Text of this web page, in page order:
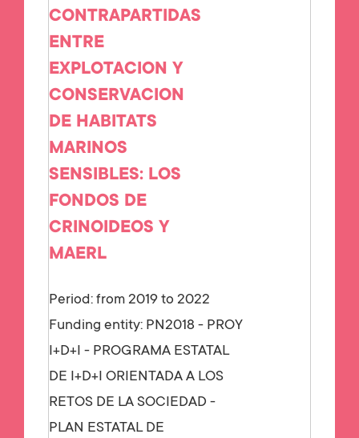
CONTRAPARTIDAS
ENTRE
EXPLOTACION Y
CONSERVACION
DE HABITATS
MARINOS
SENSIBLES: LOS
FONDOS DE
CRINOIDEOS Y
MAERL
Period: from 2019 to 2022
Funding entity: PN2018 - PROY
I+D+I - PROGRAMA ESTATAL
DE I+D+I ORIENTADA A LOS
RETOS DE LA SOCIEDAD -
PLAN ESTATAL DE